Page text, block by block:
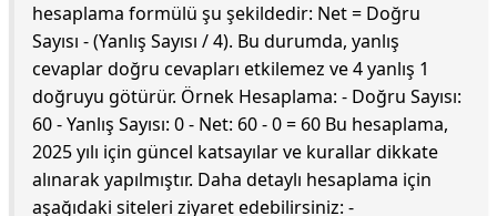
hesaplama formülü şu şekildedir: Net = Doğru
Sayısı - (Yanlış Sayısı / 4). Bu durumda, yanlış
cevaplar doğru cevapları etkilemez ve 4 yanlış 1
doğruyu götürür. Örnek Hesaplama: - Doğru Sayısı:
60 - Yanlış Sayısı: 0 - Net: 60 - 0 = 60 Bu hesaplama,
2025 yılı için güncel katsayılar ve kurallar dikkate
alınarak yapılmıştır. Daha detaylı hesaplama için
aşağıdaki siteleri ziyaret edebilirsiniz: -